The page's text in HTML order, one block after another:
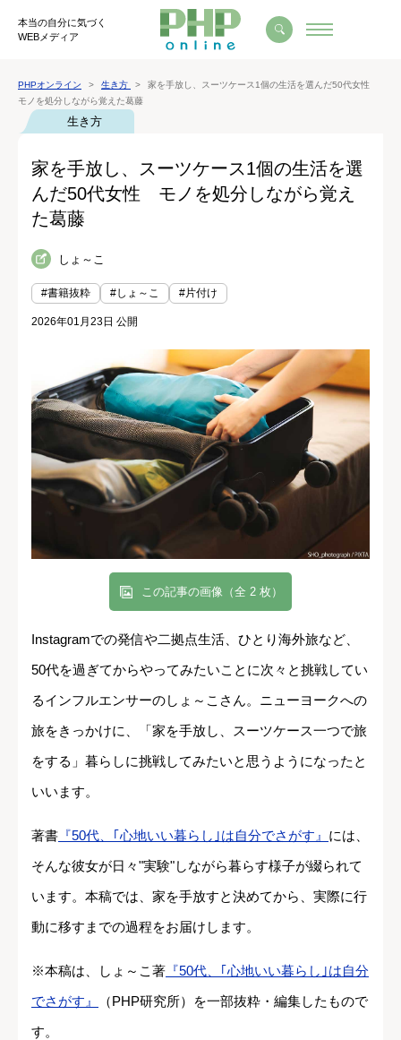
本当の自分に気づく
WEBメディア
PHPオンライン 生き方
家を手放し、スーツケース1個の生活を選んだ50代女性
モノを処分しながら覚えた葛藤
生き方
家を手放し、スーツケース1個の生活を選
んだ50代女性 モノを処分しながら覚え
た葛藤
しょ～こ
#書籍抜粋 #しょ～こ #片付け
2026年01月23日 公開
この記事の画像（全 2 枚）
Instagramでの発信や二拠点生活、ひとり海外旅など、
50代を過ぎてからやってみたいことに次々と挑戦してい
るインフルエンサーのしょ～こさん。ニューヨークへの
旅をきっかけに、「家を手放し、スーツケース一つで旅
をする」暮らしに挑戦してみたいと思うようになったと
いいます。
著書 『50代、｢心地いい暮らし｣は自分でさがす』 には、
そんな彼女が日々"実験"しながら暮らす様子が綴られて
います。本稿では、家を手放すと決めてから、実際に行
動に移すまでの過程をお届けします。
※本稿は、しょ～こ著 『50代、｢心地いい暮らし｣は自分
でさがす』
（PHP研究所）を一部抜粋・編集したもので
す。